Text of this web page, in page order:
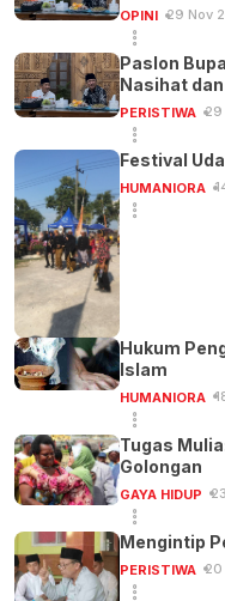
OPINI 29 Nov
Paslon
Nasihat
PERISTIWA 29
Festival
HUMANIORA
Hukum
Islam
HUMANIORA
Tugas
Golongan
GAYA HIDUP
Mengintip
PERISTIWA 20